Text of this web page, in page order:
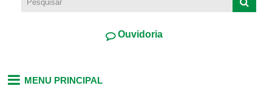
Ouvidoria
MENU PRINCIPAL